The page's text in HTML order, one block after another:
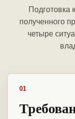
Подготовка
полученного
четыре
01